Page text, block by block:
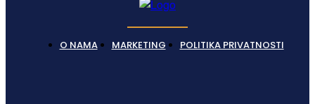
O NAMA MARKETING POLITIKA PRIVATNOSTI